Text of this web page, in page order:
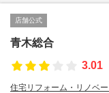
店舗公式
青木総合
3.01
住宅リフォーム・リノベ